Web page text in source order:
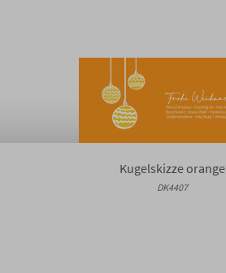
Kugelskizze orange
DK4407